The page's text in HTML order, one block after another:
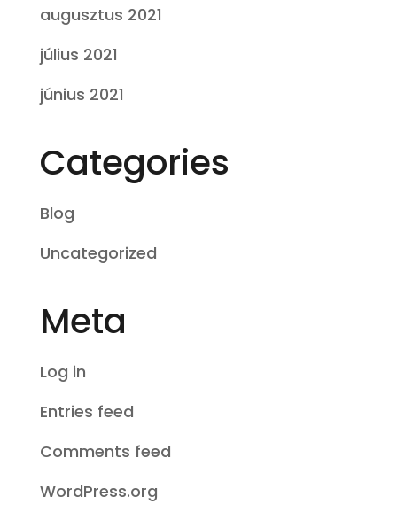
augusztus 2021
július 2021
június 2021
Categories
Blog
Uncategorized
Meta
Log in
Entries feed
Comments feed
WordPress.org